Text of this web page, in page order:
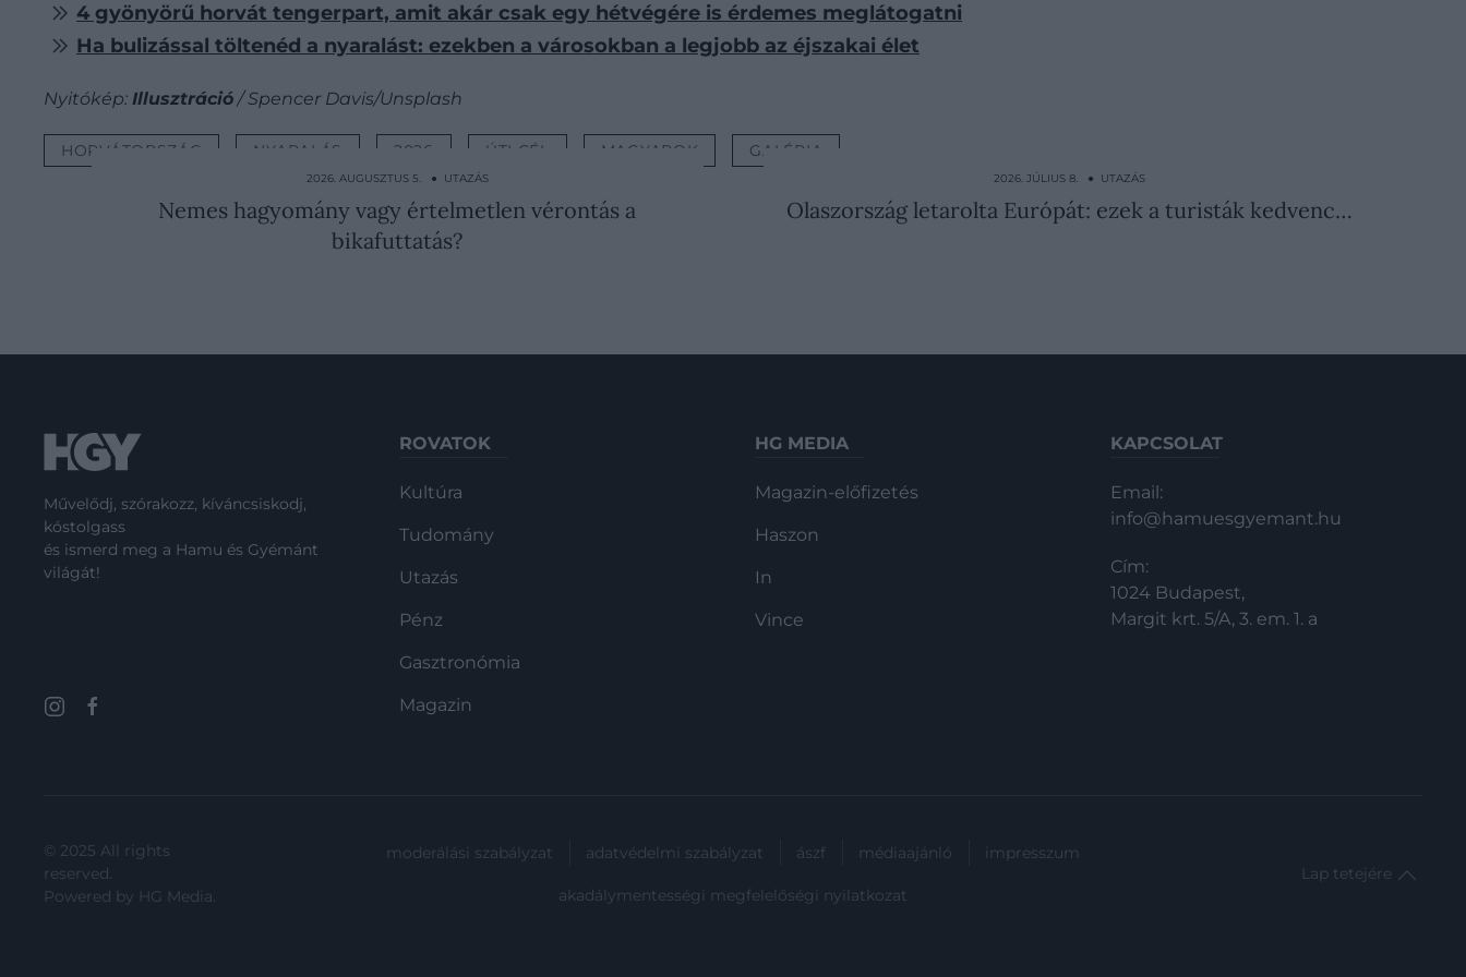
4 gyönyörű horvát tengerpart, amit akár csak egy hétvégére is érdemes meglátogatni
Ha bulizással töltenéd a nyaralást: ezekben a városokban a legjobb az éjszakai élet
Nyitókép: Illusztráció/ Spencer Davis/Unsplash
HORVÁTORSZÁG NYARALÁS 2026 ÚTI CÉL MAGYAROK GALÉRIA
2026. AUGUSZTUS 5. ● UTAZÁS
Nemes hagyomány vagy értelmetlen vérontás a
bikafuttatás?
2026. JÚLIUS 8. ● UTAZÁS
Olaszország letarolta Európát: ezek a turisták kedvenc…
Művelődj, szórakozz, kíváncsiskodj,
kóstolgass
és ismerd meg a Hamu és Gyémánt
világát!
ROVATOK
Kultúra
Tudomány
Utazás
Pénz
Gasztronómia
Magazin
HG MEDIA
Magazin-előfizetés
Haszon
In
Vince
KAPCSOLAT
Email:
info@hamuesgyemant.hu
Cím:
1024 Budapest,
Margit krt. 5/A, 3. em. 1. a
© 2025 All rights
reserved.
Powered by HG Media.
moderálási szabályzat adatvédelmi szabályzat ászf médiaajánló impresszum
akadálymentességi megfelelőségi nyilatkozat
Lap tetejére